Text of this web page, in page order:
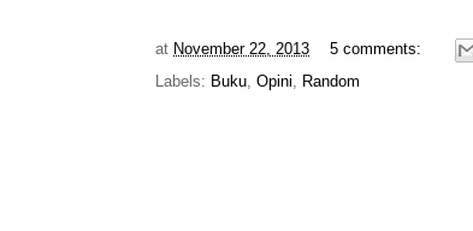
at November 22, 2013
5 comments:
Labels: Buku, Opini, Random